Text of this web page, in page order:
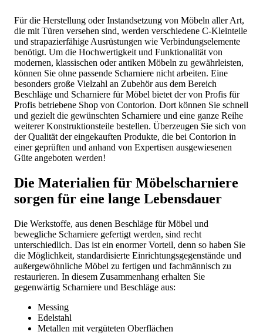
Für die Herstellung oder Instandsetzung von Möbeln aller Art,
die mit Türen versehen sind, werden verschiedene C-Kleinteile
und strapazierfähige Ausrüstungen wie Verbindungselemente
benötigt. Um die Hochwertigkeit und Funktionalität von
modernen, klassischen oder antiken Möbeln zu gewährleisten,
können Sie ohne passende Scharniere nicht arbeiten. Eine
besonders große Vielzahl an Zubehör aus dem Bereich
Beschläge und Scharniere für Möbel bietet der von Profis für
Profis betriebene Shop von Contorion. Dort können Sie schnell
und gezielt die gewünschten Scharniere und eine ganze Reihe
weiterer Konstruktionsteile bestellen. Überzeugen Sie sich von
der Qualität der eingekauften Produkte, die bei Contorion in
einer geprüften und anhand von Expertisen ausgewiesenen
Güte angeboten werden!
Die Materialien für Möbelscharniere
sorgen für eine lange Lebensdauer
Die Werkstoffe, aus denen Beschläge für Möbel und
bewegliche Scharniere gefertigt werden, sind recht
unterschiedlich. Das ist ein enormer Vorteil, denn so haben Sie
die Möglichkeit, standardisierte Einrichtungsgegenstände und
außergewöhnliche Möbel zu fertigen und fachmännisch zu
restaurieren. In diesem Zusammenhang erhalten Sie
gegenwärtig Scharniere und Beschläge aus:
Messing
Edelstahl
Metallen mit vergüteten Oberflächen